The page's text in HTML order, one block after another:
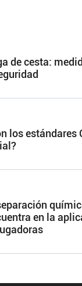
de cesta:
los estándares
en la